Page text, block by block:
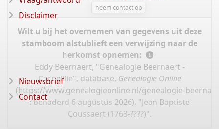
neem contact op
Wilt u bij het overnemen van gegevens uit deze
stamboom alstublieft een verwijzing naar de
herkomst opnemen:
Eddy Beernaert, "Genealogie Beernaert -
Corneillie", database, Genealogie Online
(https://www.genealogieonline.nl/genealogie-
: benaderd 6 augustus 2026), "Jean Baptiste
Coussaert (1763-????)".
Disclaimer
Nieuwsbrief
Contact